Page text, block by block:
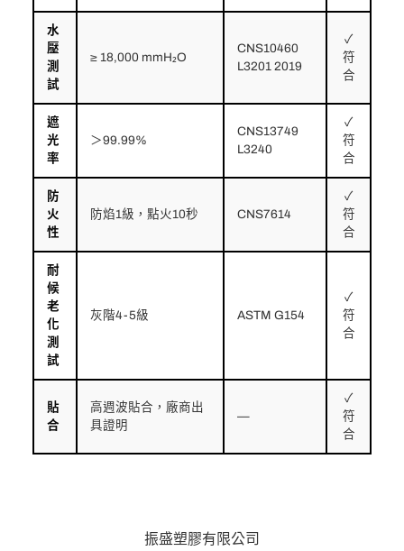
水
壓
測
試
≥ 18,000 mmH₂O
CNS10460
L3201 2019
✓
符
合
遮
光
率
＞99.99%
CNS13749
L3240
✓
符
合
防
火
性
防焰1級，點火10秒 CNS7614
✓
符
合
耐
候
老
化
測
試
灰階4-5級 ASTM G154
✓
符
合
貼
合
高週波貼合，廠商出
具證明
—
✓
符
合
振盛塑膠有限公司